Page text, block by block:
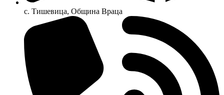
с. Тишевица, Община Враца